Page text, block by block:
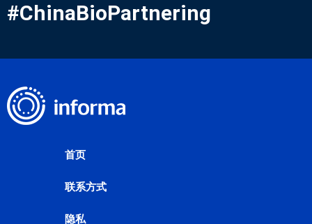
#ChinaBioPartnering
首页
联系方式
隐私